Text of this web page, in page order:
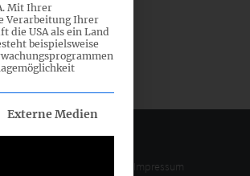
Impressum
Mit Ihrer
Verarbeitung Ihrer
die USA als ein Land
beispielsweise
erteilt werden kann. Die erste
Externe Medien